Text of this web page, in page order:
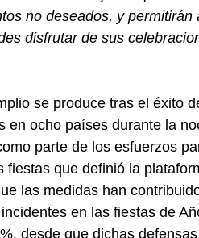
no deseados, y permitirán
disfrutar de sus
se produce tras el éxito
en ocho países durante la
parte de los esfuerzos
fiestas que definió la
las medidas han
en las fiestas de
desde que dichas